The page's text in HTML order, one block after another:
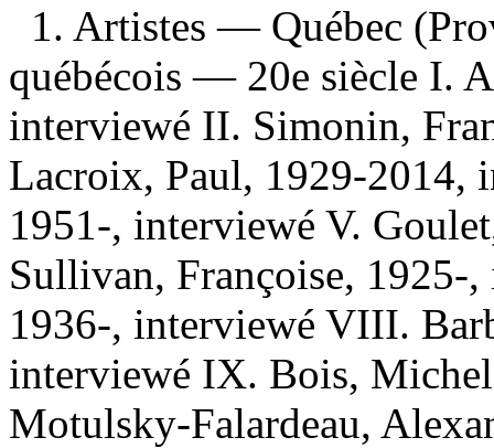
1. Artistes — Québec
québécois — 20e siècle I.
interviewé II. Simonin,
Lacroix, Paul, 1929-2014,
1951-, interviewé V.
Sullivan, Françoise, 1925-
1936-, interviewé VIII.
interviewé IX. Bois,
Motulsky-Falardeau,